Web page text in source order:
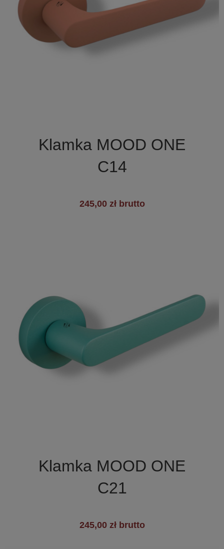
Klamka MOOD ONE
C14
245,00 zł brutto
Klamka MOOD ONE
C21
245,00 zł brutto